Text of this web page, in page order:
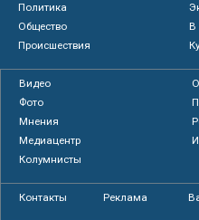
Политика
Общество
В
Происшествия
Видео
Фото
Мнения
Медиацентр
Колумнисты
Контакты Реклама